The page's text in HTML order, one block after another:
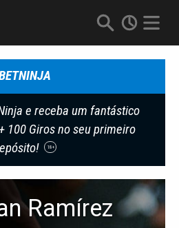
e receba um fantástico
100 Giros no seu primeiro
18+
Ramírez